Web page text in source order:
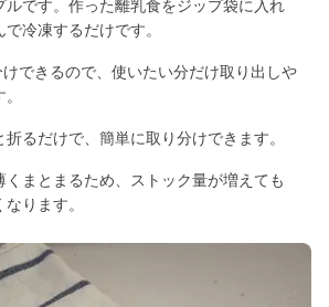
ルです。作った離乳食をジップ袋に入れ
冷凍するだけです。
できるので、使いたい分だけ取り出しや
るだけで、簡単に取り分けできます。
まとまるため、ストック量が増えても
ります。